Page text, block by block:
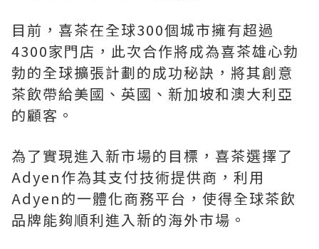
目前，喜茶在全球300個城市擁有超過
4300家門店，此次合作將成為喜茶雄心勃
勃的全球擴張計劃的成功秘訣，將其創意
茶飲帶給美國、英國、新加坡和澳大利亞
的顧客。
為了實現進入新市場的目標，喜茶選擇了
Adyen作為其支付技術提供商，利用
Adyen的一體化商務平台，使得全球茶飲
品牌能夠順利進入新的海外市場。